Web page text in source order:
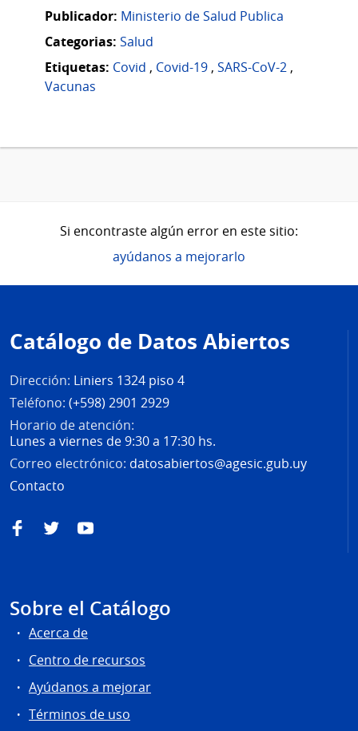
Publicador: Ministerio de Salud Publica
Categorias: Salud
Etiquetas: Covid , Covid-19 , SARS-CoV-2 ,
Vacunas
Si encontraste algún error en este sitio:
ayúdanos a mejorarlo
de
página
Catálogo de Datos Abiertos
Dirección: Liniers 1324 piso 4
Teléfono: (+598) 2901 2929
Horario de atención:
Lunes a viernes de 9:30 a 17:30 hs.
Correo electrónico: datosabiertos@agesic.gub.uy
Contacto
FacebookTwitterYouTube
Sobre el Catálogo
Acerca de
Centro de recursos
Ayúdanos a mejorar
Términos de uso